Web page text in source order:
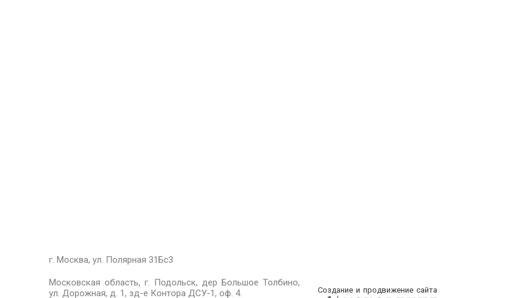
г. Москва, ул. Полярная 31Бс3
Московская область, г. Подольск, дер Большое Толбино,
ул. Дорожная, д. 1, зд-е Контора ДСУ-1, оф. 4.
Создание и продвижение сайта